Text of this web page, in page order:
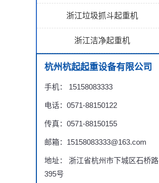
浙江垃圾抓斗起重机
浙江洁净起重机
杭州杭起起重设备有限公司
手机： 15158083333
电话：0571-88150122
传真：0571-88150155
邮箱：15158083333@163.com
地址： 浙江省杭州市下城区石桥路
395号